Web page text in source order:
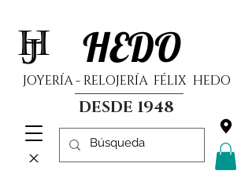
HEDO
JOYERÍA - RELOJERÍA FÉLIX HEDO
DESDE 1948